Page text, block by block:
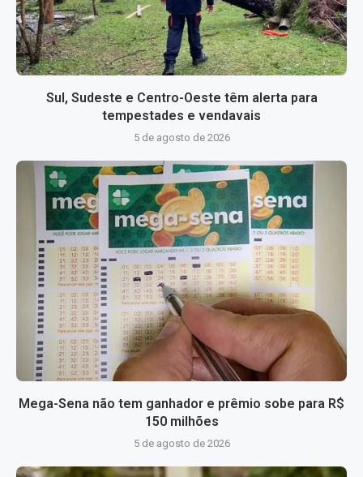
Sul, Sudeste e Centro-Oeste têm alerta para
tempestades e vendavais
5 de agosto de 2026
Mega-Sena não tem ganhador e prêmio sobe para R$
150 milhões
5 de agosto de 2026